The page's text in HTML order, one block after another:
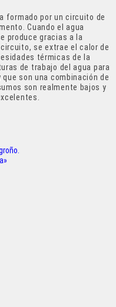
formado por un circuito de
Cuando el agua
produce gracias a la
se extrae el calor de
térmicas de la
de trabajo del agua para
son una combinación de
son realmente bajos y